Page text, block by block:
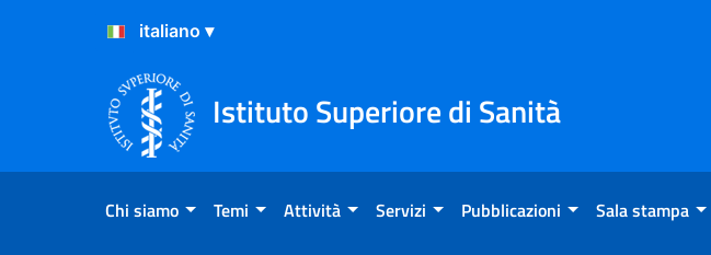
Salta al Contenuto
Salta al Footer
Istituto Superiore di Sanità
Chi siamo Temi Attività Servizi Pubblicazioni Sala stampa